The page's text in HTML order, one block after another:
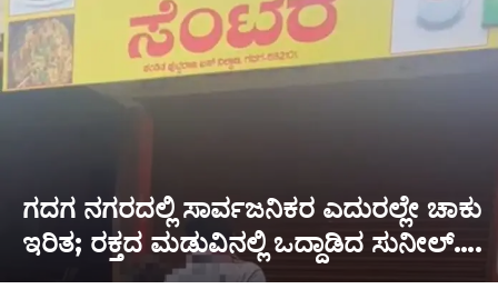
ಗದಗ ನಗರದಲ್ಲಿ ಸಾರ್ವಜನಿಕರ ಎದುರಲ್ಲೇ ಚಾಕು
ಇರಿತ; ರಕ್ತದ ಮಡುವಿನಲ್ಲಿ ಒದ್ದಾಡಿದ ಸುನೀಲ್….